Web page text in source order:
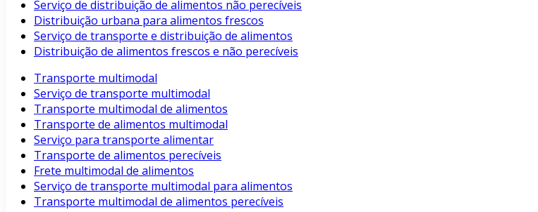
Serviço de distribuição de alimentos não perecíveis
Distribuição urbana para alimentos frescos
Serviço de transporte e distribuição de alimentos
Distribuição de alimentos frescos e não perecíveis
Transporte multimodal
Serviço de transporte multimodal
Transporte multimodal de alimentos
Transporte de alimentos multimodal
Serviço para transporte alimentar
Transporte de alimentos perecíveis
Frete multimodal de alimentos
Serviço de transporte multimodal para alimentos
Transporte multimodal de alimentos perecíveis